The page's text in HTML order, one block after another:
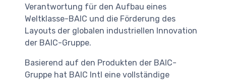
Verantwortung für den Aufbau eines
Weltklasse-BAIC und die Förderung des
Layouts der globalen industriellen Innovation
der BAIC-Gruppe.
Basierend auf den Produkten der BAIC-
Gruppe hat BAIC Intl eine vollständige